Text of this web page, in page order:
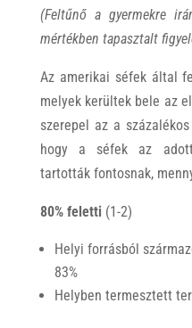
(Feltűnő a gyermekre
mértékben tapasztalt
Az amerikai séfek által
melyek kerültek bele az
szerepel az a
hogy a séfek az
tartották fontosnak,
80% feletti (1-2)
Helyi forrásból
83%
Helyben termesztett